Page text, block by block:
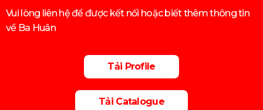
Vui lòng liên hệ để được kết nối hoặc biết thêm thông tin
về Ba Huân
Tải Profile
Tải Catalogue